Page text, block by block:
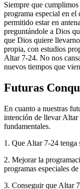
Siempre que
programa especial en el
permitido estar en
preguntándole a Dios
que Dios quiere
propia, con estudios
Altar 7-24. No nos
nuevos tiempos que
Futuras
En cuanto a nuestras
intención de llevar Altar
fundamentales.
1. Que Altar 7-24 tenga
2. Mejorar la
programas especiales
3. Conseguir que Altar